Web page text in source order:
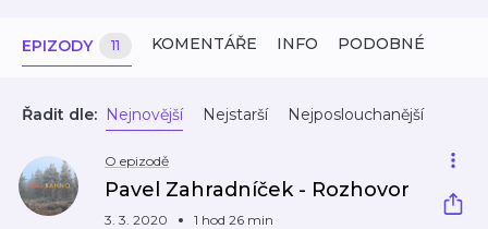
EPIZODY 11 KOMENTÁŘE INFO PODOBNÉ
Řadit dle: Nejnovější Nejstarší Nejposlouchanější
O epizodě
Pavel Zahradníček - Rozhovor
3. 3. 2020 1 hod 26 min